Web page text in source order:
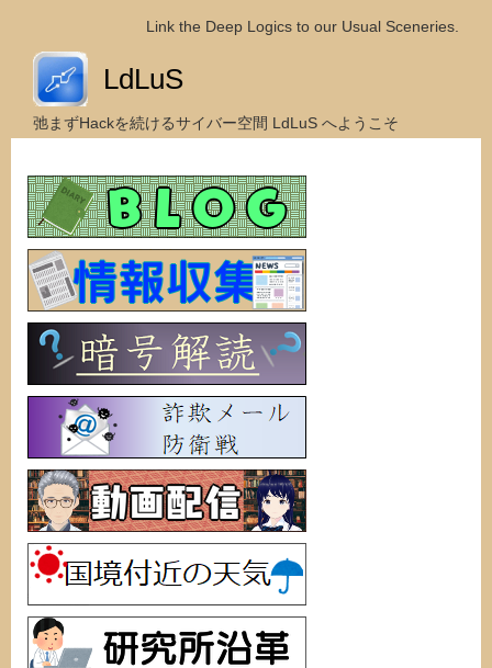
Link the Deep Logics to our Usual Sceneries.
LdLuS
弛まずHackを続けるサイバー空間 LdLuS へようこそ